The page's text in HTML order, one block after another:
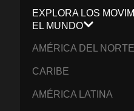
EXPLORA LOS
EL MUNDO
AMÉRICA DEL NORTE
CARIBE
AMÉRICA LATINA